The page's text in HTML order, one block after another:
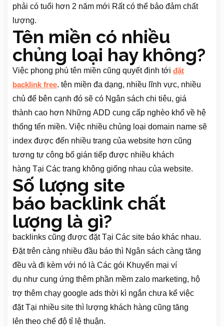
phải có tuổi hơn 2 năm mới Rất có thể bảo đảm chất
lượng.
Tên miền có nhiều
chủng loại hay không?
Việc phong phú tên miền cũng quyết định tới đặt
backlink free. tên miền đa dạng, nhiều lĩnh vực, nhiều
chủ để bên cạnh đó sẽ có Ngân sách chi tiêu, giá
thành cao hơn Những ADD cung cấp nghèo khổ về hệ
thống tến miền. Việc nhiều chủng loại domain name sẽ
index được đến nhiều trang của website hơn cũng
tương tự công bố gián tiếp được nhiều khách
hàng Tại Các trang không giống nhau của website.
Số lượng site
báo backlink chất
lượng là gì?
backlinks cũng được đặtTại Các site báo khác nhau.
Đặt trên càng nhiều đầu báo thì Ngân sách càng tăng
đều và đi kèm với nó là Các gói Khuyến mại ví
dụ như cung ứng thêm phần mềm zalo marketing, hộ
trợ thêm chạy google ads thời kì ngắn chưa kể việc
đặtTại nhiều site thì lượng khách hàng cũng tăng
lên theo chế độ tỉ lệ thuận.